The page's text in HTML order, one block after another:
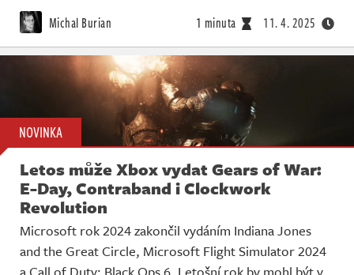
Michal Burian 1 minuta 11. 4. 2025
NOVINKA
Letos může Xbox vydat Gears of War:
E-Day, Contraband i Clockwork
Revolution
Microsoft rok 2024 zakončil vydáním Indiana Jones
and the Great Circle, Microsoft Flight Simulator 2024